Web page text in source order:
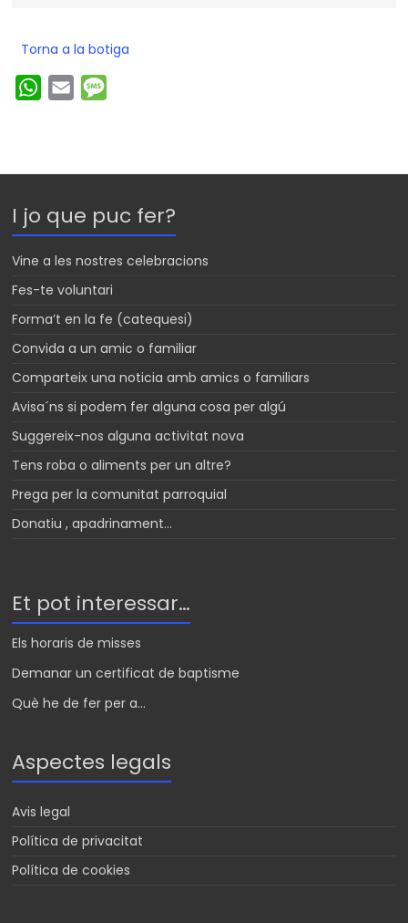
Torna a la botiga
W
A
p
p
g
e
I jo que puc fer?
Vine a les nostres celebracions
Fes-te voluntari
Forma’t en la fe (catequesi)
Convida a un amic o familiar
Comparteix una noticia amb amics o familiars
Avisa´ns si podem fer alguna cosa per algú
Suggereix-nos alguna activitat nova
Tens roba o aliments per un altre?
Prega per la comunitat parroquial
Donatiu , apadrinament…
Et pot interessar…
Els horaris de misses
Demanar un certificat de baptisme
Què he de fer per a...
Aspectes legals
Avis legal
Política de privacitat
Política de cookies